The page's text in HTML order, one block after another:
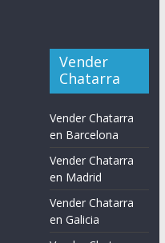
Vender
Chatarra
Vender Chatarra
en Barcelona
Vender Chatarra
en Madrid
Vender Chatarra
en Galicia